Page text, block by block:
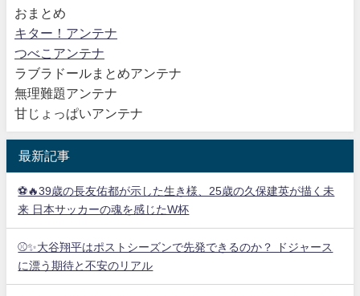
おまとめ
キター！アンテナ
つべこアンテナ
ラブラドールまとめアンテナ
無理難題アンテナ
甘じょっぱいアンテナ
最新記事
⚽🔥39歳の長友佑都が示した生き様、25歳の久保建英が描く未
来 日本サッカーの魂を感じたW杯
⚾✨大谷翔平はポストシーズンで先発できるのか？ ドジャース
に漂う期待と不安のリアル